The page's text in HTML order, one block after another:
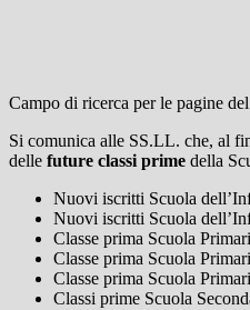
Campo di ricerca per le pagine
Si comunica alle SS.LL. che, al
delle future classi prime della
Nuovi iscritti Scuola
Nuovi iscritti Scuola
Classe prima Scuola
Classe prima Scuola
Classe prima Scuola
Classi prime Scuola